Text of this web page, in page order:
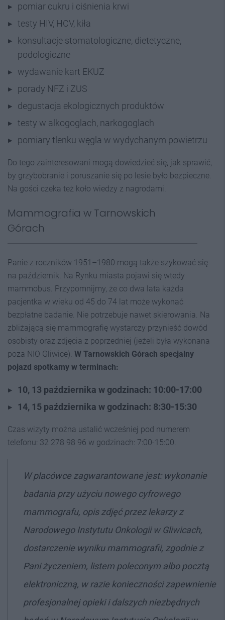
pomiar cukru i ciśnienia krwi
testy HIV, HCV, kiła
konsultacje stomatologiczne, dietetyczne,
podologiczne
wydawanie kart EKUZ
porady NFZ i ZUS
degustacja ekologicznych produktów
testy w alkogoglach, narkogoglach
pomiary tlenku węgla w wydychanym powietrzu
Do tego zainteresowani mogą dowiedzieć się, jak sprawić,
by grzybobranie i poruszanie się po lesie było bezpieczne.
Na gości czeka też koło wiedzy z nagrodami.
Mammografia w Tarnowskich
Górach
Panie z roczników 1951–1980 mogą także szykować się
na październik. Na Rynku miasta pojawi się wtedy
mammobus. Przypomnijmy, że co dwa lata każda
pacjentka w wieku od 45 do 74 lat może wykonać
bezpłatne badanie. Nie potrzebuje nawet skierowania. Na
zbliżającą się mammografię wystarczy przynieść dowód
osobisty oraz zdjęcia z poprzedniej (jeżeli była wykonana
poza NIO Gliwice). W Tarnowskich Górach specjalny
pojazd spotkamy w terminach:
10, 13 października w godzinach: 10:00-17:00
14, 15 października w godzinach: 8:30-15:30
Czas wizyty można ustalić wcześniej pod numerem
telefonu: 32 278 98 96 w godzinach: 7:00-15:00.
W placówce zagwarantowane jest: wykonanie
badania przy użyciu nowego cyfrowego
mammografu, opis zdjęć przez lekarzy z
Narodowego Instytutu Onkologii w Gliwicach,
dostarczenie wyniku mammografii, zgodnie z
Pani życzeniem, listem poleconym albo pocztą
elektroniczną, w razie konieczności zapewnienie
profesjonalnej opieki i dalszych niezbędnych